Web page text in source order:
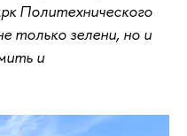
Политехнического
только зелени, но и
и